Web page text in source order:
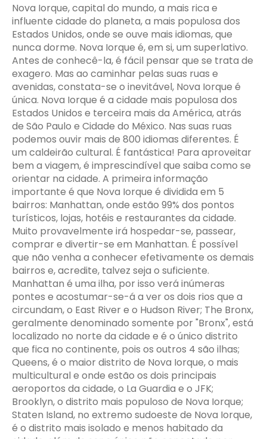
Nova Iorque, capital do mundo, a mais rica e
influente cidade do planeta, a mais populosa dos
Estados Unidos, onde se ouve mais idiomas, que
nunca dorme. Nova Iorque é, em si, um superlativo.
Antes de conhecê-la, é fácil pensar que se trata de
exagero. Mas ao caminhar pelas suas ruas e
avenidas, constata-se o inevitável, Nova Iorque é
única. Nova Iorque é a cidade mais populosa dos
Estados Unidos e terceira mais da América, atrás
de São Paulo e Cidade do México. Nas suas ruas
podemos ouvir mais de 800 idiomas diferentes. É
um caldeirão cultural. É fantástica! Para aproveitar
bem a viagem, é imprescindível que saiba como se
orientar na cidade. A primeira informação
importante é que Nova Iorque é dividida em 5
bairros: Manhattan, onde estão 99% dos pontos
turísticos, lojas, hotéis e restaurantes da cidade.
Muito provavelmente irá hospedar-se, passear,
comprar e divertir-se em Manhattan. É possível
que não venha a conhecer efetivamente os demais
bairros e, acredite, talvez seja o suficiente.
Manhattan é uma ilha, por isso verá inúmeras
pontes e acostumar-se-á a ver os dois rios que a
circundam, o East River e o Hudson River; The Bronx,
geralmente denominado somente por "Bronx", está
localizado no norte da cidade e é o único distrito
que fica no continente, pois os outros 4 são ilhas;
Queens, é o maior distrito de Nova Iorque, o mais
multicultural e onde estão os dois principais
aeroportos da cidade, o La Guardia e o JFK;
Brooklyn, o distrito mais populoso de Nova Iorque;
Staten Island, no extremo sudoeste de Nova Iorque,
é o distrito mais isolado e menos habitado da